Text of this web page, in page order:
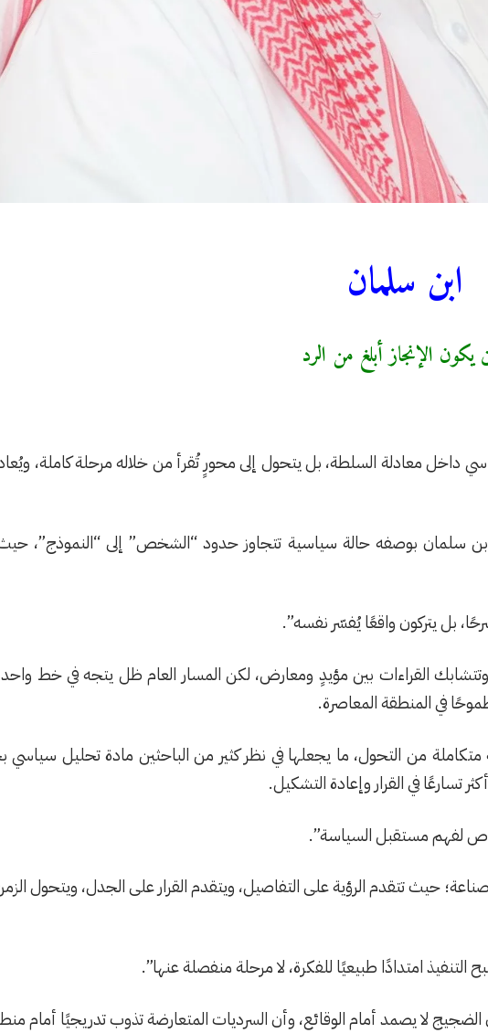
ابن سلمان
الإنجاز أبلغ من الرد
داخل معادلة السلطة، بل يتحول إلى محورٍ تُقرأ من خلاله مرحلة كاملة،
بن سلمان بوصفه حالة سياسية تتجاوز حدود “الشخص” إلى “النموذج”،
بل يتركون واقعًا يُفسّر نفسه”.
القراءات بين مؤيدٍ ومعارض، لكن المسار العام ظل يتجه في خط واحد:
في المنطقة المعاصرة.
من التحول، ما يجعلها في نظر كثير من الباحثين مادة تحليل سياسي
تسارعًا في القرار وإعادة التشكيل.
لفهم مستقبل السياسة”.
حيث تتقدم الرؤية على التفاصيل، ويتقدم القرار على الجدل، ويتحول
امتدادًا طبيعيًا للفكرة، لا مرحلة منفصلة عنها”.
لا يصمد أمام الوقائع، وأن السرديات المتعارضة تذوب تدريجيًا أمام منطق